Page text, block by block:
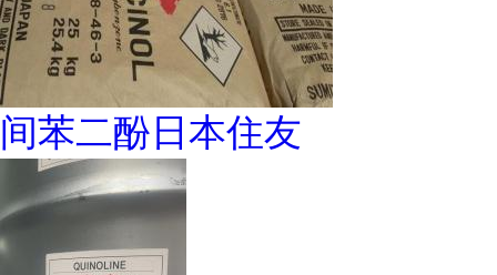
间苯二酚日本住友